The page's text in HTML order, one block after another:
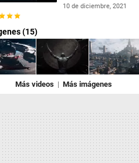
10 de diciembre, 2021
(15)
Más videos| Más imágenes